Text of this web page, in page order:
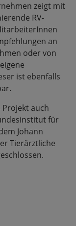
zeigt mit
RV-
an
oder von
ist ebenfalls
Projekt auch
für
Johann
Tierärztliche